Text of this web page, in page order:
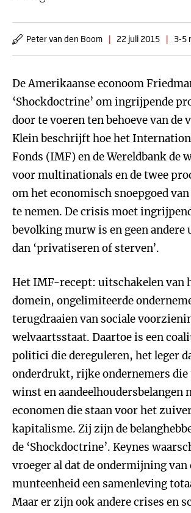
Peter van den Boom | 22 juli 2015 | 3-5
De Amerikaanse econoom
‘Shockdoctrine’ om ingrijpende
door te voeren ten behoeve van de
Klein beschrijft hoe het
Fonds (IMF) en de Wereldbank de
voor multinationals en de twee
om het economisch snoepgoed
te nemen. De crisis moet
bevolking murw is en geen andere
dan ‘privatiseren of sterven’.
Het IMF-recept: uitschakelen van
domein, ongelimiteerde
terugdraaien van sociale
welvaartsstaat. Daartoe is een
politici die dereguleren, het leger
onderdrukt, rijke ondernemers
winst en aandeelhoudersbelangen
economen die staan voor het
kapitalisme. Zij zijn de
de ‘Shockdoctrine’. Keynes
vroeger al dat de ondermijning van
munteenheid een samenleving
Maar er zijn ook andere crises en